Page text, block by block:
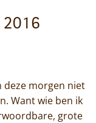
2016
deze morgen niet
Want wie ben ik
grote